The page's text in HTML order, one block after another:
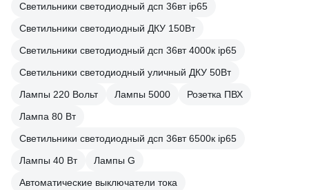
Светильники светодиодный дсп 36вт ip65
Светильники светодиодный ДКУ 150Вт
Светильники светодиодный дсп 36вт 4000к ip65
Светильники светодиодный уличный ДКУ 50Вт
Лампы 220 Вольт
Лампы 5000
Розетка ПВХ
Лампа 80 Вт
Светильники светодиодный дсп 36вт 6500к ip65
Лампы 40 Вт
Лампы G
Автоматические выключатели тока